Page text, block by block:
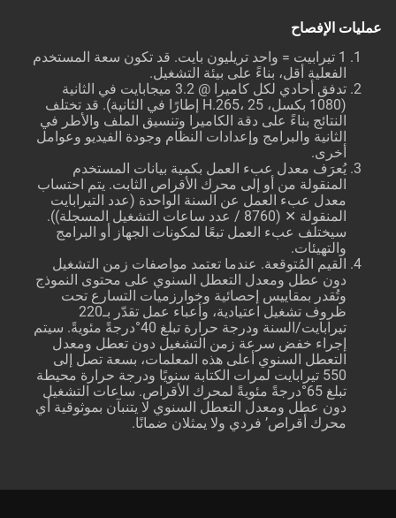
عمليات الإفصاح
1 تيرابيت = واحد تريليون بايت. قد تكون سعة المستخدم
الفعلية أقل، بناءً على بيئة التشغيل.
تدفق أحادي لكل كاميرا @ 3.2 ميجابايت في الثانية
(1080 بكسل، H.265، 25 إطارًا في الثانية). قد تختلف
النتائج بناءً على دقة الكاميرا وتنسيق الملف والأطر في
الثانية والبرامج وإعدادات النظام وجودة الفيديو وعوامل
أخرى.
يُعرَف معدل عبء العمل بكمية بيانات المستخدم
المنقولة من أو إلى محرك الأقراص الثابت. يتم احتساب
معدل عبء العمل عن السنة الواحدة (عدد التيرابايت
المنقولة ✕ (8760 / عدد ساعات التشغيل المسجلة)).
سيختلف عبء العمل تبعًا لمكونات الجهاز أو البرامج
والتهيئات.
القيم المُتوقعة. عندما تعتمد مواصفات زمن التشغيل
دون عطل ومعدل التعطل السنوي على محتوى النموذج
وتُقدر بمقاييس إحصائية وخوارزميات التسارع تحت
ظروف تشغيل اعتيادية، وأعباء عمل تقدّر بـ220
تيرابايت/السنة ودرجة حرارة تبلغ 40°درجةً مئويةً. سيتم
إجراء خفض سرعة زمن التشغيل دون تعطل ومعدل
التعطل السنوي أعلى هذه المعلمات، بسعة تصل إلى
550 تيرابايت لمرات الكتابة سنويًا ودرجة حرارة محيطة
تبلغ 65°درجةً مئويةً لمحرك الأقراص. ساعات التشغيل
دون عطل ومعدل التعطل السنوي لا يتنبآن بموثوقية أي
محرك أقراص’ فردي ولا يمثلان ضمانًا.